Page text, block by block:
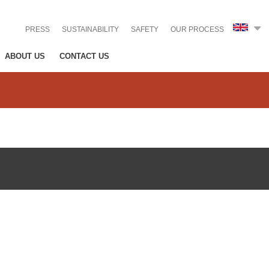
ABOUT US CONTACT US
PRESS SUSTAINABILITY SAFETY OUR PROCESS